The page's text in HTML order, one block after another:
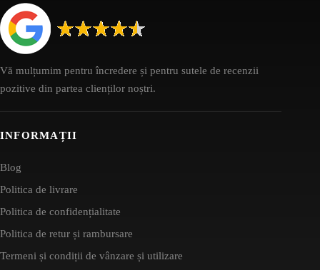
Vă mulțumim pentru încredere și pentru sutele de recenzii
pozitive din partea clienților noștri.
INFORMAȚII
Blog
Politica de livrare
Politica de confidențialitate
Politica de retur și rambursare
Termeni și condiții de vânzare și utilizare